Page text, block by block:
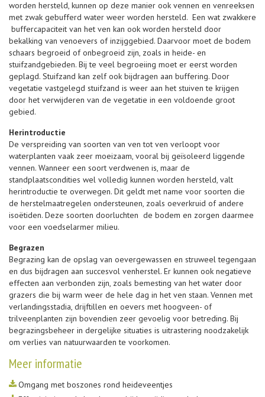
worden hersteld, kunnen op deze manier ook vennen en venreeksen
met zwak gebufferd water weer worden hersteld. Een wat zwakkere
buffercapaciteit van het ven kan ook worden hersteld door
bekalking van venoevers of inzijggebied. Daarvoor moet de bodem
schaars begroeid of onbegroeid zijn, zoals in heide- en
stuifzandgebieden. Bij te veel begroeiing moet er eerst worden
geplagd. Stuifzand kan zelf ook bijdragen aan buffering. Door
vegetatie vastgelegd stuifzand is weer aan het stuiven te krijgen
door het verwijderen van de vegetatie in een voldoende groot
gebied.
Herintroductie
De verspreiding van soorten van ven tot ven verloopt voor
waterplanten vaak zeer moeizaam, vooral bij geïsoleerd liggende
vennen. Wanneer een soort verdwenen is, maar de
standplaatscondities wel volledig kunnen worden hersteld, valt
herintroductie te overwegen. Dit geldt met name voor soorten die
de herstelmaatregelen ondersteunen, zoals oeverkruid of andere
isoëtiden. Deze soorten doorluchten de bodem en zorgen daarmee
voor een voedselarmer milieu.
Begrazen
Begrazing kan de opslag van oevergewassen en struweel tegengaan
en dus bijdragen aan succesvol venherstel. Er kunnen ook negatieve
effecten aan verbonden zijn, zoals bemesting van het water door
grazers die bij warm weer de hele dag in het ven staan. Vennen met
verlandingsstadia, drijftillen en oevers met hoogveen- of
trilveenplanten zijn bovendien zeer gevoelig voor betreding. Bij
begrazingsbeheer in dergelijke situaties is uitrastering noodzakelijk
om verlies van natuurwaarden te voorkomen.
Meer informatie
Omgang met boszones rond heideveentjes